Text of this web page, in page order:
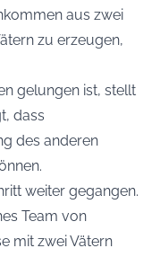
aus zwei
zu erzeugen,
gelungen ist, stellt
dass
des anderen
weiter gegangen.
Team von
mit zwei Vätern